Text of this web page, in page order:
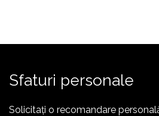
Sfaturi personale
Solicitați o recomandare